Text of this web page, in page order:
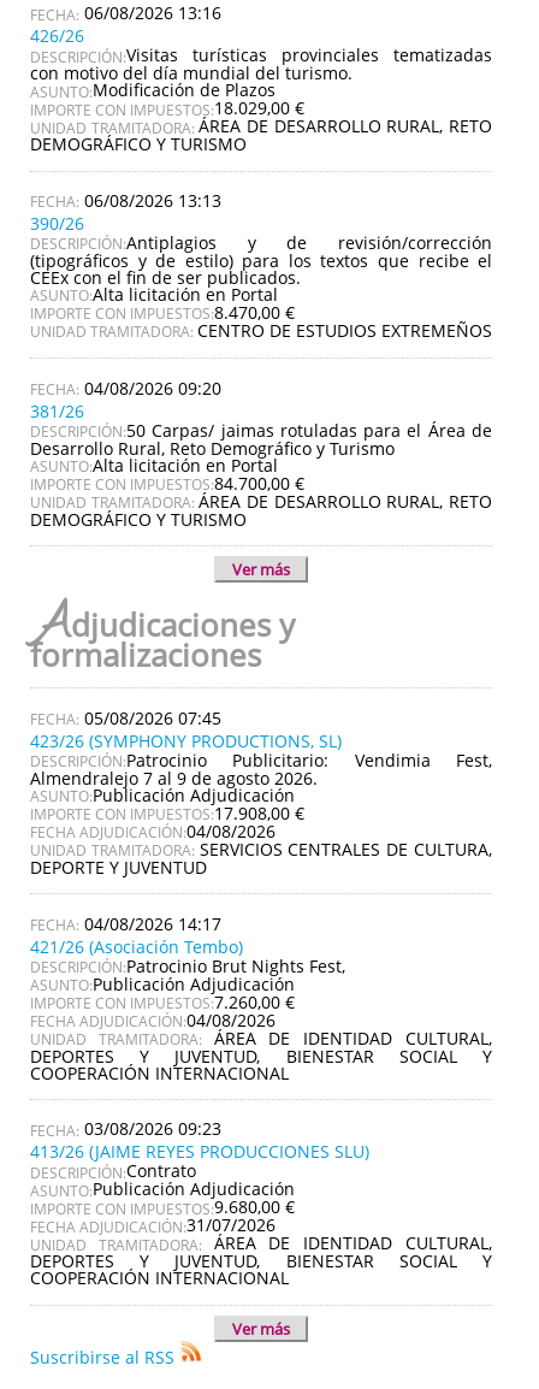
06/08/2026 13:16
426/26
DESCRIPCIÓN:Visitas turísticas provinciales tematizadas
con motivo del día mundial del turismo.
ASUNTO:Modificación de Plazos
IMPORTE CON IMPUESTOS:18.029,00 €
UNIDAD TRAMITADORA:ÁREA DE DESARROLLO RURAL, RETO
DEMOGRÁFICO Y TURISMO
06/08/2026 13:13
390/26
DESCRIPCIÓN:Antiplagios y de revisión/corrección
(tipográficos y de estilo) para los textos que recibe el
CEEx con el fin de ser publicados.
ASUNTO:Alta licitación en Portal
IMPORTE CON IMPUESTOS:8.470,00 €
UNIDAD TRAMITADORA: CENTRO DE ESTUDIOS EXTREMEÑOS
04/08/2026 09:20
381/26
DESCRIPCIÓN:50 Carpas/ jaimas rotuladas para el Área de
Desarrollo Rural, Reto Demográfico y Turismo
ASUNTO:Alta licitación en Portal
IMPORTE CON IMPUESTOS:84.700,00 €
UNIDAD TRAMITADORA:ÁREA DE DESARROLLO RURAL, RETO
DEMOGRÁFICO Y TURISMO
Ver más
Adjudicaciones y
formalizaciones
05/08/2026 07:45
423/26 (SYMPHONY PRODUCTIONS, SL)
DESCRIPCIÓN:Patrocinio Publicitario: Vendimia Fest,
Almendralejo 7 al 9 de agosto 2026.
ASUNTO:Publicación Adjudicación
IMPORTE CON IMPUESTOS:17.908,00 €
FECHA ADJUDICACIÓN:04/08/2026
UNIDAD TRAMITADORA: SERVICIOS CENTRALES DE CULTURA,
DEPORTE Y JUVENTUD
04/08/2026 14:17
421/26 (Asociación Tembo)
DESCRIPCIÓN:Patrocinio Brut Nights Fest,
ASUNTO:Publicación Adjudicación
IMPORTE CON IMPUESTOS:7.260,00 €
FECHA ADJUDICACIÓN:04/08/2026
UNIDAD TRAMITADORA: ÁREA DE IDENTIDAD CULTURAL,
DEPORTES Y JUVENTUD, BIENESTAR SOCIAL Y
COOPERACIÓN INTERNACIONAL
03/08/2026 09:23
413/26 (JAIME REYES PRODUCCIONES SLU)
DESCRIPCIÓN:Contrato
ASUNTO:Publicación Adjudicación
IMPORTE CON IMPUESTOS:9.680,00 €
FECHA ADJUDICACIÓN:31/07/2026
UNIDAD TRAMITADORA: ÁREA DE IDENTIDAD CULTURAL,
DEPORTES Y JUVENTUD, BIENESTAR SOCIAL Y
COOPERACIÓN INTERNACIONAL
Ver más
Suscribirse al RSS